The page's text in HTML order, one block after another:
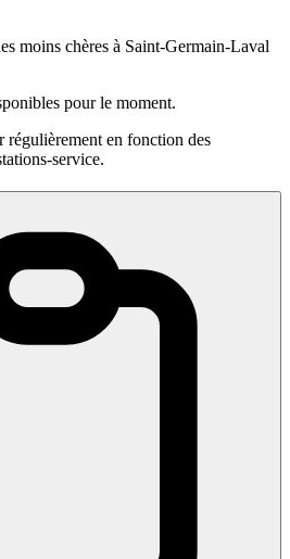
moins chères à Saint-Germain-Laval
pour le moment.
régulièrement en fonction des
service.